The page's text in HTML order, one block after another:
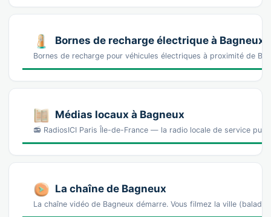
Bornes de recharge électrique à Bagneux
Bornes de recharge pour véhicules électriques à proximité de
Médias locaux à Bagneux
📻 RadiosICI Paris Île-de-France — la radio locale de service
La chaîne de Bagneux
La chaîne vidéo de Bagneux démarre. Vous filmez la ville